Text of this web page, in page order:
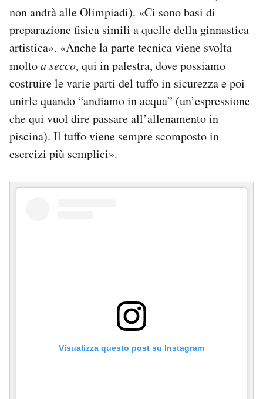
non andrà alle Olimpiadi). «Ci sono basi di
preparazione fisica simili a quelle della ginnastica
artistica». «Anche la parte tecnica viene svolta
moltoa secco, qui in palestra, dove possiamo
costruire le varie parti del tuffo in sicurezza e poi
unirle quando “andiamo in acqua” (un’espressione
che qui vuol dire passare all’allenamento in
piscina). Il tuffo viene sempre scomposto in
esercizi più semplici».
Visualizza questo post su Instagram